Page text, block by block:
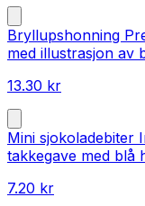
Bryllupshonning
med illustrasjon av
13.30 kr
Mini sjokoladebiter
takkegave med blå
7.20 kr